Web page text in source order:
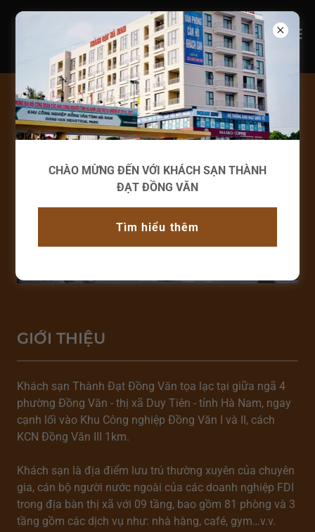
GIỚI THIỆU
Khách sạn Thành Đạt Đồng Văn tọa lạc tại giữa ngã 4
phường Đồng Văn - thị xã Duy Tiên - tỉnh Hà Nam, ngay
cạnh lối vào Khu Công nghiệp Đồng Văn I và II, cách
KCN Đồng Văn III 1km.
Khách sạn là địa điểm lưu trú thường xuyên của chuyên
gia, cán bộ người nước ngoài của các doanh nghiệp FDI
trong địa bàn thị xã với 09 tầng, bao gồm 81 phòng và 3
tầng gồm các dịch vụ như: nhà hàng, café, gym…v.v.
CHÀO MỪNG ĐẾN VỚI KHÁCH SẠN THÀNH
ĐẠT ĐỒNG VĂN
Tìm hiểu thêm